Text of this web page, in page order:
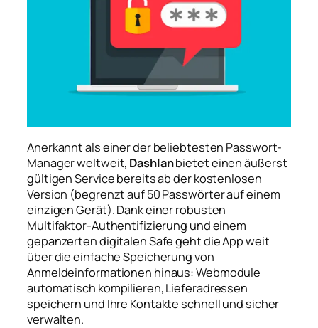
Anerkannt als einer der beliebtesten Passwort-
Manager weltweit, Dashlanbietet einen äußerst
gültigen Service bereits ab der kostenlosen
Version (begrenzt auf 50 Passwörter auf einem
einzigen Gerät). Dank einer robusten
Multifaktor-Authentifizierung und einem
gepanzerten digitalen Safe geht die App weit
über die einfache Speicherung von
Anmeldeinformationen hinaus: Webmodule
automatisch kompilieren, Lieferadressen
speichern und Ihre Kontakte schnell und sicher
verwalten.